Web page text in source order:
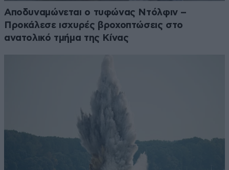
Αποδυναμώνεται ο τυφώνας Ντόλφιν –
Προκάλεσε ισχυρές βροχοπτώσεις στο
ανατολικό τμήμα της Κίνας